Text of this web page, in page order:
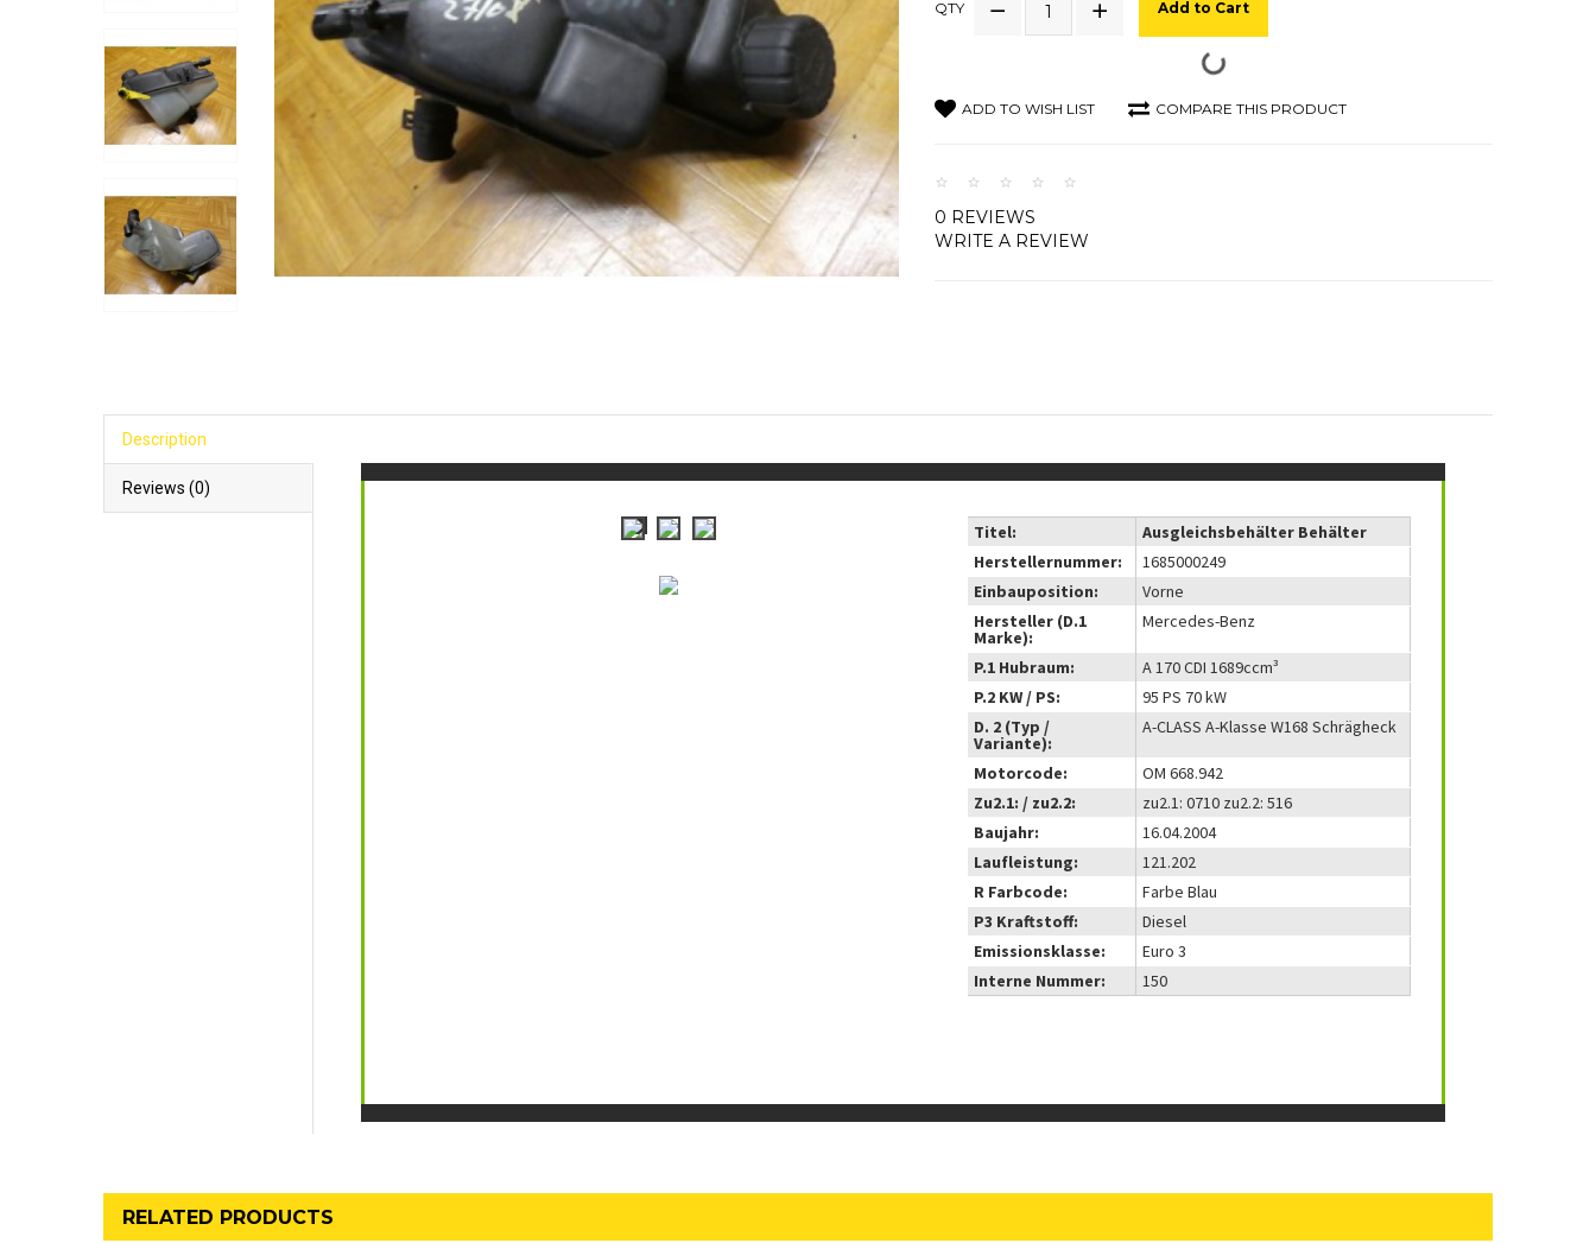
QTY Add to Cart
ADD TO WISH LIST COMPARE THIS PRODUCT
0 REVIEWS
WRITE A REVIEW
Description
Reviews (0)
Titel:
Ausgleichsbehälter Behälter
Herstellernummer:
1685000249
Einbauposition:
Vorne
Hersteller (D.1
Marke):
Mercedes-Benz
P.1 Hubraum:
A 170 CDI 1689ccm³
P.2 KW / PS:
95 PS 70 kW
D. 2 (Typ /
Variante):
A-CLASS A-Klasse W168 Schrägheck
Motorcode:
OM 668.942
Zu2.1: / zu2.2:
zu2.1: 0710 zu2.2: 516
Baujahr:
16.04.2004
Laufleistung:
121.202
R Farbcode:
Farbe Blau
P3 Kraftstoff:
Diesel
Emissionsklasse:
Euro 3
Interne Nummer:
150
RELATED PRODUCTS